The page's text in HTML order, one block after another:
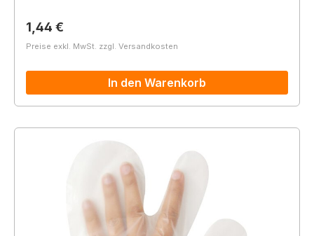
Regulärer Preis:
1,44 €
Preise exkl. MwSt. zzgl. Versandkosten
In den Warenkorb